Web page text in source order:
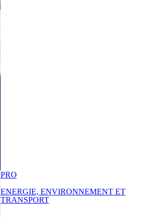
PRO
ENERGIE, ENVIRONNEMENT ET
TRANSPORT